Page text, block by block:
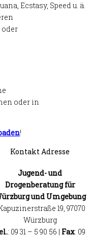
Ecstasy, Speed u. ä.
oder
oder in
!
Kontakt Adresse
Jugend- und
Drogenberatung für
und Umgebung
19, 97070
Würzburg
: 09 31 – 5 90 56 | Fax: 09